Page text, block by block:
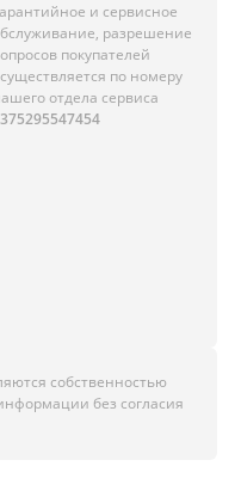
и сервисное
разрешение
покупателей
по номеру
отдела сервиса
собственностью
без согласия